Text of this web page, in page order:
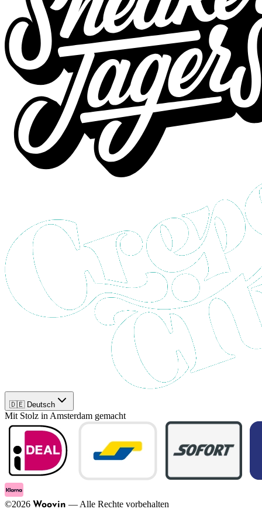
🇩🇪 Deutsch
Mit Stolz in Amsterdam gemacht
©2026 Woovin — Alle Rechte vorbehalten